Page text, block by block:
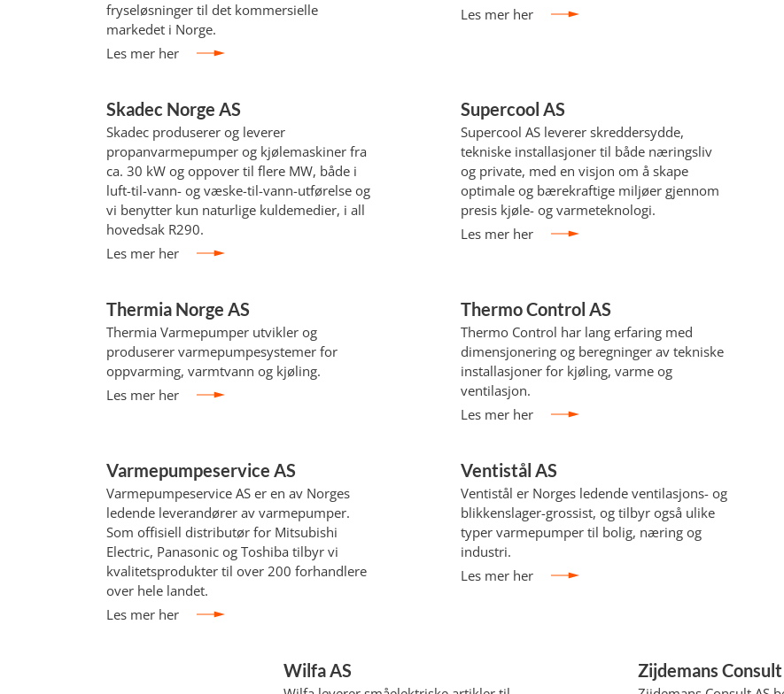
fryseløsninger til det kommersielle
markedet i Norge.
Les mer her
Les mer her
Skadec Norge AS
Skadec produserer og leverer
propanvarmepumper og kjølemaskiner fra
ca. 30 kW og oppover til flere MW, både i
luft-til-vann- og væske-til-vann-utførelse og
vi benytter kun naturlige kuldemedier, i all
hovedsak R290.
Les mer her
Supercool AS
Supercool AS leverer skreddersydde,
tekniske installasjoner til både næringsliv
og private, med en visjon om å skape
optimale og bærekraftige miljøer gjennom
presis kjøle- og varmeteknologi.
Les mer her
Thermia Norge AS
Thermia Varmepumper utvikler og
produserer varmepumpesystemer for
oppvarming, varmtvann og kjøling.
Les mer her
Thermo Control AS
Thermo Control har lang erfaring med
dimensjonering og beregninger av tekniske
installasjoner for kjøling, varme og
ventilasjon.
Les mer her
Varmepumpeservice AS
Varmepumpeservice AS er en av Norges
ledende leverandører av varmepumper.
Som offisiell distributør for Mitsubishi
Electric, Panasonic og Toshiba tilbyr vi
kvalitetsprodukter til over 200 forhandlere
over hele landet.
Les mer her
Ventistål AS
Ventistål er Norges ledende ventilasjons- og
blikkenslager-grossist, og tilbyr også ulike
typer varmepumper til bolig, næring og
industri.
Les mer her
Wilfa AS Zijdemans Consult